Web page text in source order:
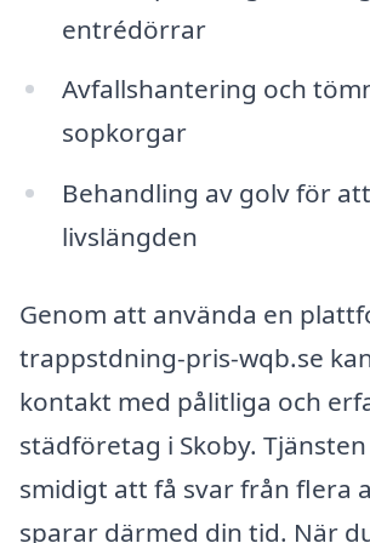
entrédörrar
Avfallshantering och
sopkorgar
Behandling av golv för
livslängden
Genom att använda en
trappstdning-pris-wqb.se
kontakt med pålitliga och
städföretag i Skoby.
smidigt att få svar från flera
sparar därmed din tid. När